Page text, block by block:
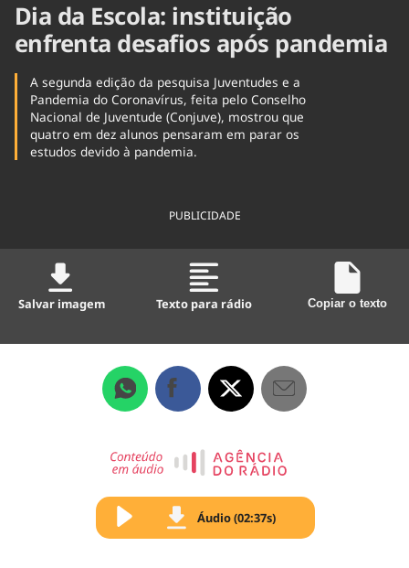
Dia da Escola: instituição
enfrenta desafios após pandemia
A segunda edição da pesquisa Juventudes e a
Pandemia do Coronavírus, feita pelo Conselho
Nacional de Juventude (Conjuve), mostrou que
quatro em dez alunos pensaram em parar os
estudos devido à pandemia.
PUBLICIDADE
Salvar imagem Texto para rádio Copiar o texto
Áudio (02:37s)